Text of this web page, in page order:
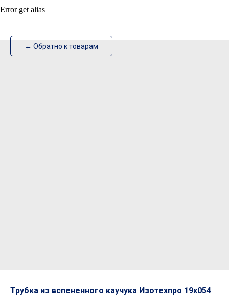
ИзотехПро
← Обратно к товарам
Error get alias
Трубка из вспененного каучука Изотехпро 19x054